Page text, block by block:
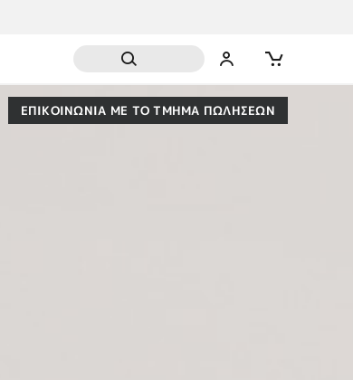
ΕΠΙΚΟΙΝΩΝΙΑ ΜΕ ΤΟ ΤΜΗΜΑ ΠΩΛΗΣΕΩΝ